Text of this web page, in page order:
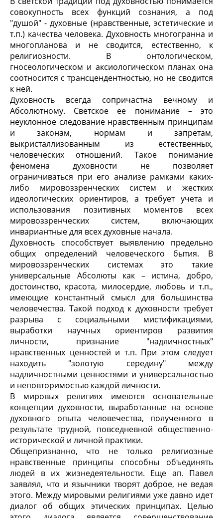
совокупность всех функций сознания, а под
"душой" - духовные (нравственные, эстетические и
т.п.) качества человека. Духовность многогранна и
многопланова и не сводится, естественно, к
религиозности. В онтологическом,
гносеологическом и аксиологическом планах она
соотносится с трансцендентностью, но не сводится
к ней.
Духовность всегда сопричастна вечному и
Абсолютному. Светское ее понимание – это
неуклонное следование нравственным принципам
и законам, нормам и запретам,
выкристаллизованным из естественных,
человеческих отношений. Такое понимание
феномена духовности не позволяет
ограничиваться при его анализе рамками каких-
либо мировоззренческих систем и жестких
идеологических ориентиров, а требует учета и
использования позитивных моментов всех
мировоззренческих систем, включающих
инвариантные для всех духовные начала.
Духовность способствует выявлению предельно
общих определений человеческого бытия. В
мировоззренческих системах это такие
универсальные Абсолюты как – истина, добро,
достоинство, красота, милосердие, любовь и т.п.,
имеющие константный смысл для большинства
человечества. Такой подход к духовности требует
разрыва с социальными мистификациями,
выработки научных ориентиров развития
личности, признание "надличностных"
нравственных ценностей и т.п. При этом следует
находить "золотую середину" между
надличностными ценностями и универсальностью
и неповторимостью каждой личности.
В мировых религиях имеются основательные
концепции духовности, выработанные на основе
духовного опыта человечества, полученного в
результате трудной, повседневной общественно-
исторической и личной практики.
Общепризнанно, что не только религиозные
нравственные принципы способны объединять
людей в их жизнедеятельности. Еще ап. Павел
заявлял, что и язычники творят доброе, не ведая
этого. Между мировыми религиями уже давно идет
диалог об общих этических принципах. Целью